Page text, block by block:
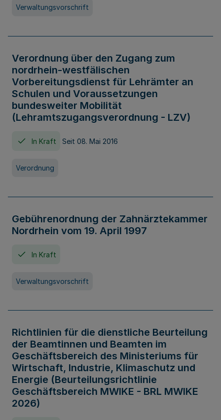
Verwaltungsvorschrift
Verordnung über den Zugang zum
nordrhein-westfälischen
Vorbereitungsdienst für Lehrämter an
Schulen und Voraussetzungen
bundesweiter Mobilität
(Lehramtszugangsverordnung - LZV)
In Kraft Seit 08. Mai 2016
Verordnung
Gebührenordnung der Zahnärztekammer
Nordrhein vom 19. April 1997
In Kraft
Verwaltungsvorschrift
Richtlinien für die dienstliche Beurteilung
der Beamtinnen und Beamten im
Geschäftsbereich des Ministeriums für
Wirtschaft, Industrie, Klimaschutz und
Energie (Beurteilungsrichtlinie
Geschäftsbereich MWIKE - BRL MWIKE
2026)